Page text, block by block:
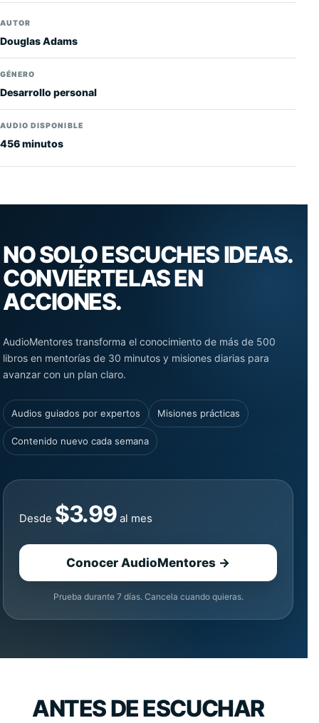
AUTOR
Douglas Adams
GÉNERO
Desarrollo personal
AUDIO DISPONIBLE
456 minutos
NO SOLO ESCUCHES IDEAS.
CONVIÉRTELAS EN
ACCIONES.
AudioMentores transforma el conocimiento de más de 500
libros en mentorías de 30 minutos y misiones diarias para
avanzar con un plan claro.
Audios guiados por expertos Misiones prácticas
Contenido nuevo cada semana
Desde $3.99al mes
Conocer AudioMentores →
Prueba durante 7 días. Cancela cuando quieras.
ANTES DE ESCUCHAR